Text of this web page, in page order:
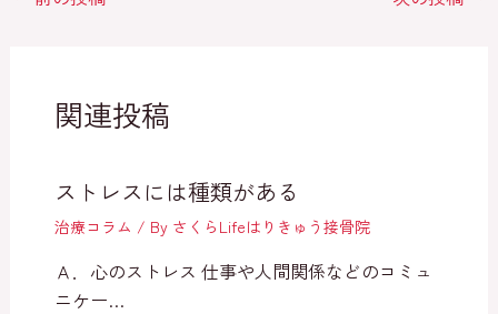
関連投稿
ストレスには種類がある
治療コラム / By さくらLifeはりきゅう接骨院
Ａ．心のストレス 仕事や人間関係などのコミュ
ニケー…